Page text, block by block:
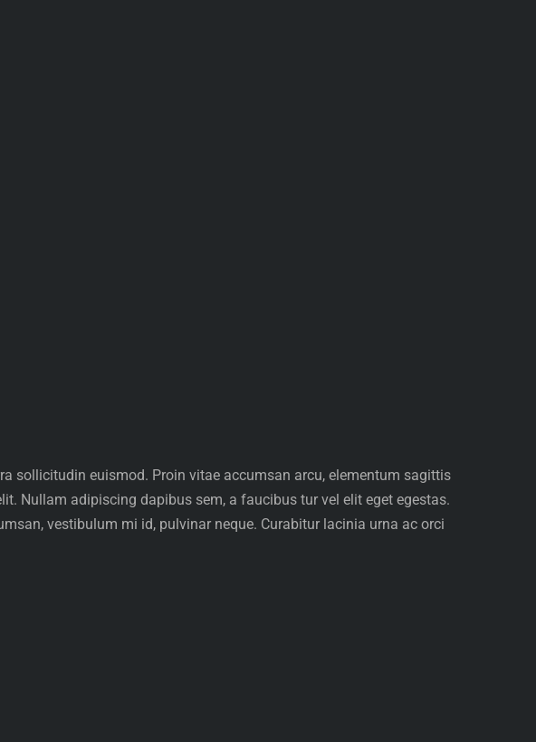
sollicitudin euismod. Proin vitae accumsan arcu, elementum sagittis
Nullam adipiscing dapibus sem, a faucibus tur vel elit eget egestas.
vestibulum mi id, pulvinar neque. Curabitur lacinia urna ac orci